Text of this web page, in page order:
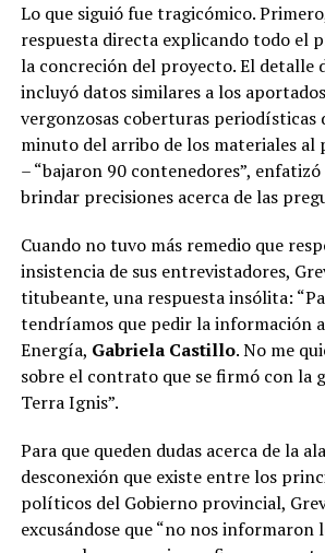
Lo que siguió fue tragicómico.
respuesta directa explicando todo el
la concreción del proyecto. El detalle
incluyó datos similares a los
vergonzosas coberturas periodísticas
minuto del arribo de los materiales al
– “bajaron 90 contenedores”,
brindar precisiones acerca de las
Cuando no tuvo más remedio que
insistencia de sus entrevistadores,
titubeante, una respuesta insólita:
tendríamos que pedir la información
Energía, Gabriela Castillo. No me
sobre el contrato que se firmó con la
Terra Ignis”.
Para que queden dudas acerca de la
desconexión que existe entre los
políticos del Gobierno provincial,
excusándose que “no nos informaron